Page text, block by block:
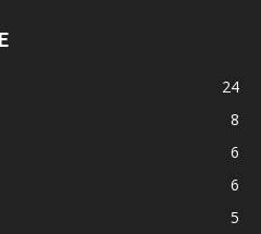
24
8
6
6
5